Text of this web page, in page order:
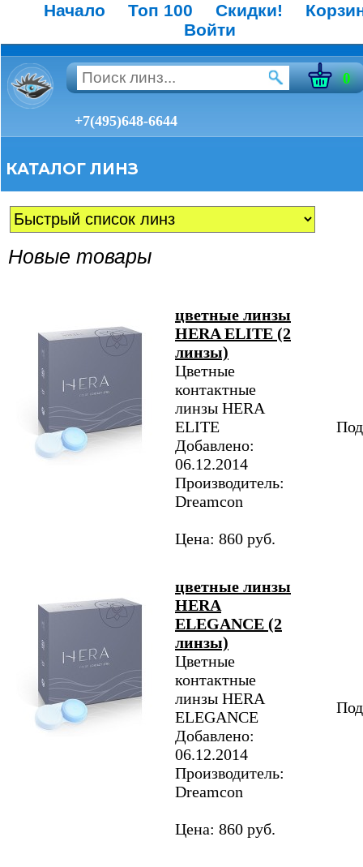
Начало Топ 100 Скидки!
Войти
0
+7(495)648-6644
КАТАЛОГ ЛИНЗ
Новые товары
цветные линзы
HERA ELITE (2
линзы)
Цветные
контактные
линзы HERA
ELITE
Добавлено:
06.12.2014
Производитель:
Dreamcon
Цена: 860 руб.
цветные линзы
HERA
ELEGANCE (2
линзы)
Цветные
контактные
линзы HERA
ELEGANCE
Добавлено:
06.12.2014
Производитель:
Dreamcon
Цена: 860 руб.